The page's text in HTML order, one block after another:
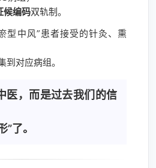
候编码双轨制。
型中风”患者接受的针灸、熏
到对应病组。
医，而是过去我们的信
了。